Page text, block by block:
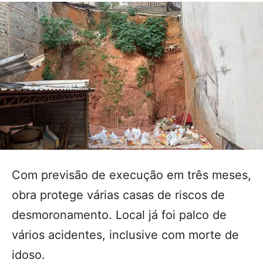
Com previsão de execução em três meses,
obra protege várias casas de riscos de
desmoronamento. Local já foi palco de
vários acidentes, inclusive com morte de
idoso.